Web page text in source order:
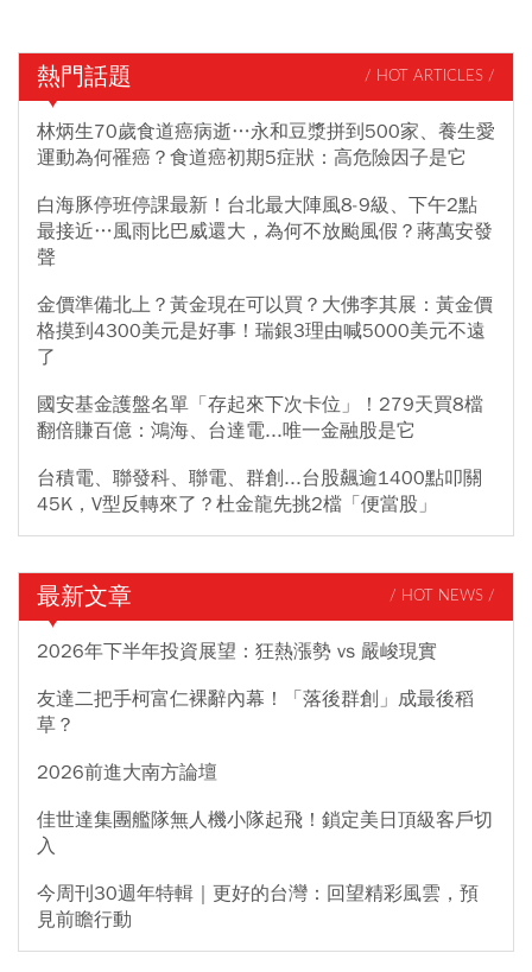
熱門話題 / HOT ARTICLES /
林炳生70歲食道癌病逝…永和豆漿拼到500家、養生愛
運動為何罹癌？食道癌初期5症狀：高危險因子是它
白海豚停班停課最新！台北最大陣風8-9級、下午2點
最接近…風雨比巴威還大，為何不放颱風假？蔣萬安發
聲
金價準備北上？黃金現在可以買？大佛李其展：黃金價
格摸到4300美元是好事！瑞銀3理由喊5000美元不遠
了
國安基金護盤名單「存起來下次卡位」！279天買8檔
翻倍賺百億：鴻海、台達電...唯一金融股是它
台積電、聯發科、聯電、群創...台股飆逾1400點叩關
45K，V型反轉來了？杜金龍先挑2檔「便當股」
最新文章 / HOT NEWS /
2026年下半年投資展望：狂熱漲勢 vs 嚴峻現實
友達二把手柯富仁裸辭內幕！「落後群創」成最後稻
草？
2026前進大南方論壇
佳世達集團艦隊無人機小隊起飛！鎖定美日頂級客戶切
入
今周刊30週年特輯｜更好的台灣：回望精彩風雲，預
見前瞻行動